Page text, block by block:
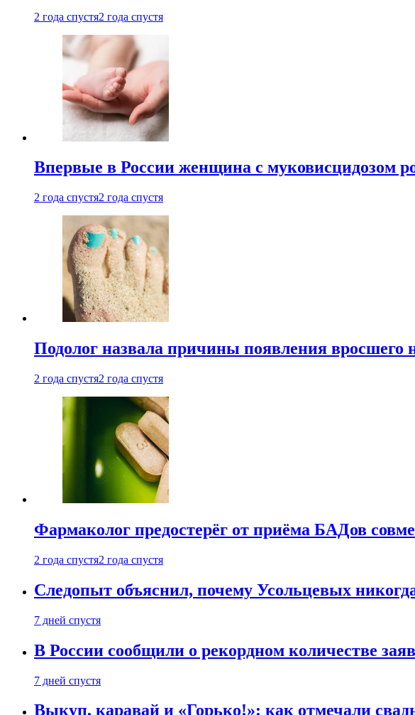
2 года спустя2 года спустя
Впервые в России женщина с муковисцидозом
2 года спустя2 года спустя
Подолог назвала причины появления вросшего
2 года спустя2 года спустя
Фармаколог предостерёг от приёма БАДов
2 года спустя2 года спустя
Следопыт объяснил, почему Усольцевых
7 дней спустя
В России сообщили о рекордном количестве
7 дней спустя
Выкуп, каравай и «Горько!»: как отмечали